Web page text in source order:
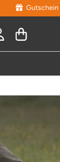
Gutschein
eingeben,